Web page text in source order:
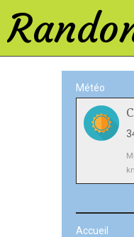
Météo
Accueil